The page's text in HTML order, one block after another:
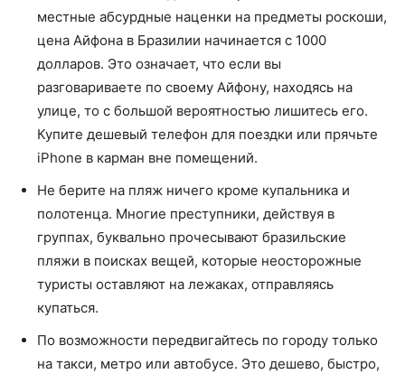
местные абсурдные наценки на предметы роскоши,
цена Айфона в Бразилии начинается с 1000
долларов. Это означает, что если вы
разговариваете по своему Айфону, находясь на
улице, то с большой вероятностью лишитесь его.
Купите дешевый телефон для поездки или прячьте
iPhone в карман вне помещений.
Не берите на пляж ничего кроме купальника и
полотенца. Многие преступники, действуя в
группах, буквально прочесывают бразильские
пляжи в поисках вещей, которые неосторожные
туристы оставляют на лежаках, отправляясь
купаться.
По возможности передвигайтесь по городу только
на такси, метро или автобусе. Это дешево, быстро,